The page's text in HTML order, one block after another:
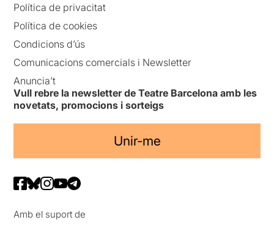
Política de privacitat
Política de cookies
Condicions d’ús
Comunicacions comercials i Newsletter
Anuncia’t
Vull rebre la newsletter de Teatre Barcelona amb les
novetats, promocions i sorteigs
Unir-me
Amb el suport de